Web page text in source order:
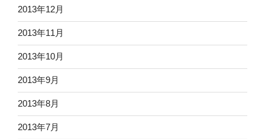
2013年12月
2013年11月
2013年10月
2013年9月
2013年8月
2013年7月